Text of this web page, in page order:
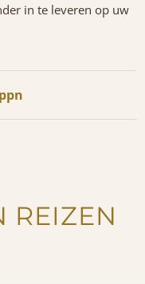
in te leveren op uw
REIZEN